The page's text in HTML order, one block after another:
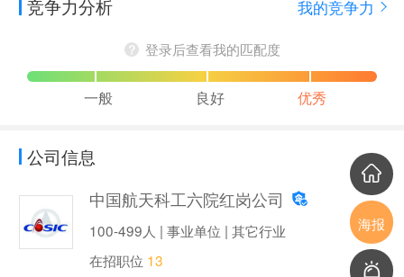
竞争力分析 我的竞争力
登录后查看我的匹配度
一般 良好 优秀
公司信息
中国航天科工六院红岗公司
100-499人 | 事业单位 | 其它行业
在招职位 13
海报